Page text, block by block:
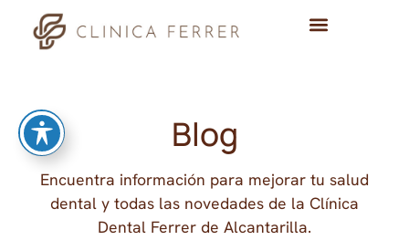
Blog
Encuentra información para mejorar tu salud
dental y todas las novedades de la Clínica
Dental Ferrer de Alcantarilla.